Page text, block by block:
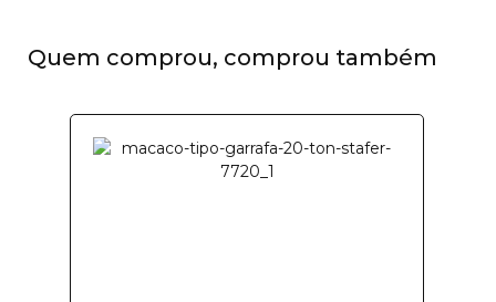
Quem comprou, comprou também